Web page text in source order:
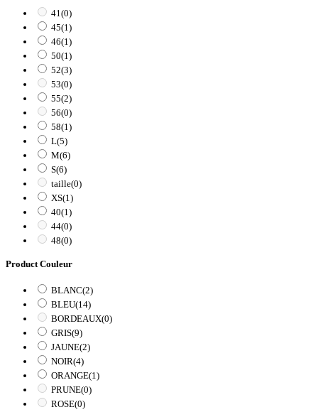
41 (0)
45(1)
46(1)
50(1)
52(3)
53(0)
55(2)
56(0)
58(1)
L(5)
M(6)
S(6)
taille(0)
XS(1)
40(1)
44(0)
48(0)
Product Couleur
BLANC(2)
BLEU(14)
BORDEAUX(0)
GRIS(9)
JAUNE(2)
NOIR(4)
ORANGE(1)
PRUNE(0)
ROSE(0)